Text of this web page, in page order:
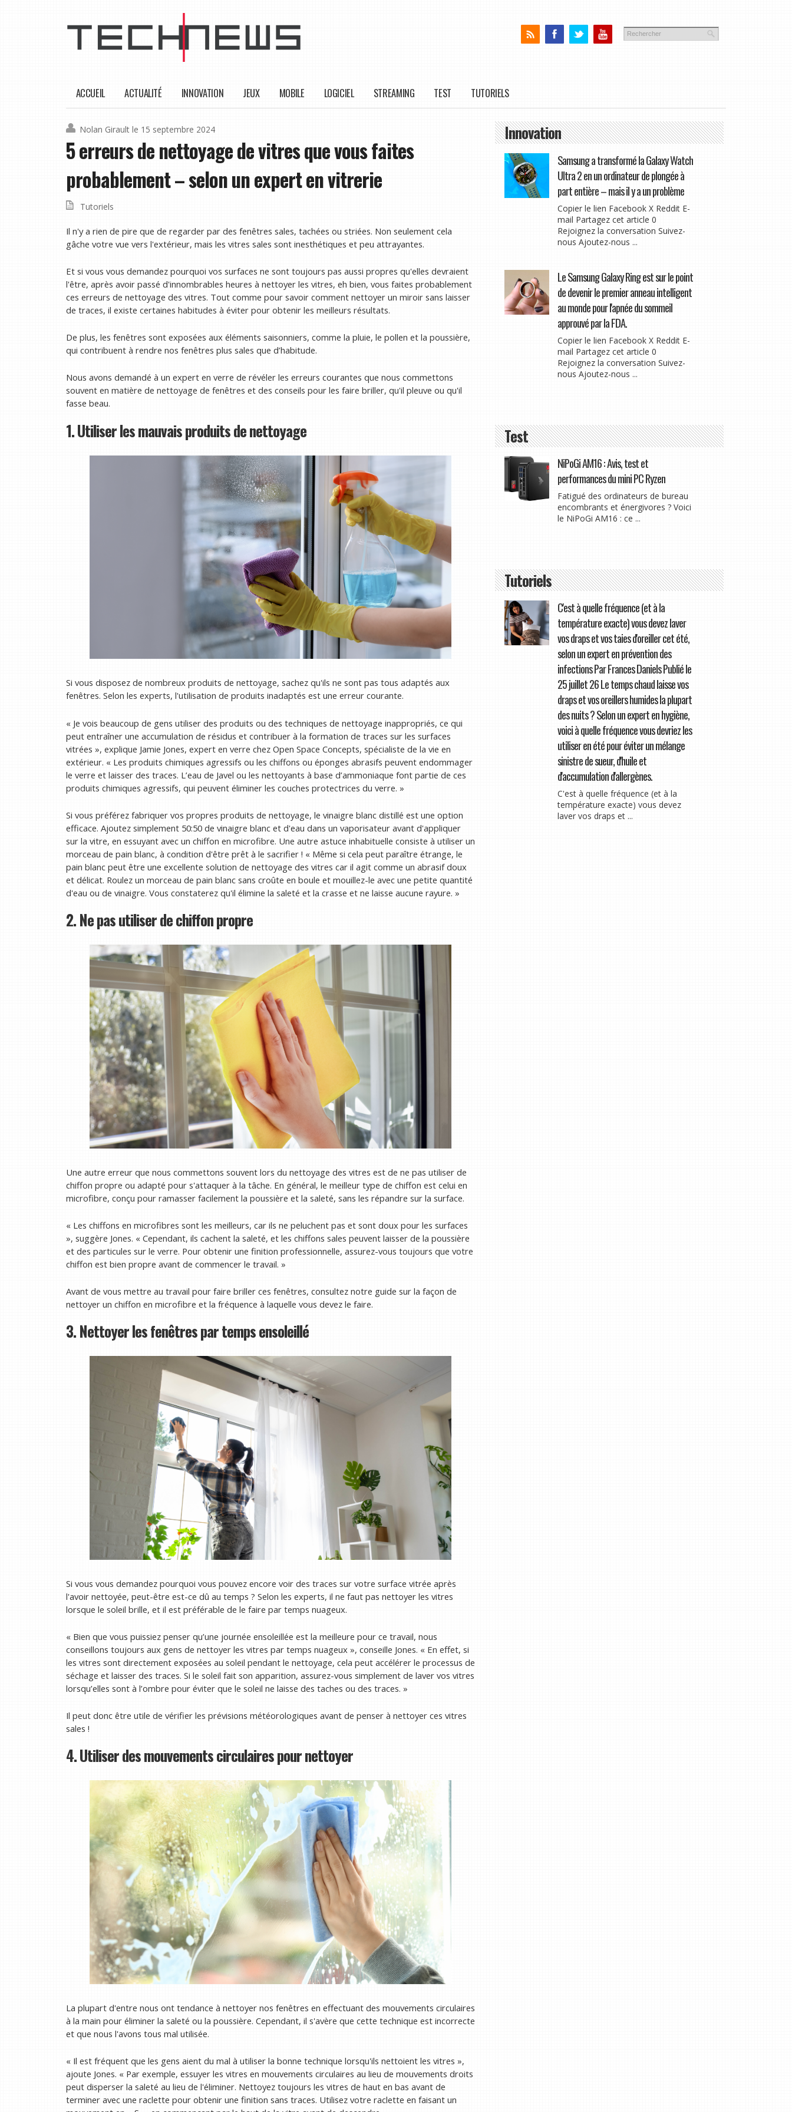
ACCUEIL ACTUALITÉ INNOVATION JEUX MOBILE LOGICIEL STREAMING TEST TUTORIELS
Nolan Girault le 15 septembre 2024
5 erreurs de nettoyage de vitres que vous faites
probablement – ​​selon un expert en vitrerie
Tutoriels
Il n'y a rien de pire que de regarder par des fenêtres sales, tachées ou striées. Non seulement cela
gâche votre vue vers l'extérieur, mais les vitres sales sont inesthétiques et peu attrayantes.
Et si vous vous demandez pourquoi vos surfaces ne sont toujours pas aussi propres qu'elles devraient
l'être, après avoir passé d'innombrables heures à nettoyer les vitres, eh bien, vous faites probablement
ces erreurs de nettoyage des vitres. Tout comme pour savoir comment nettoyer un miroir sans laisser
de traces, il existe certaines habitudes à éviter pour obtenir les meilleurs résultats.
De plus, les fenêtres sont exposées aux éléments saisonniers, comme la pluie, le pollen et la poussière,
qui contribuent à rendre nos fenêtres plus sales que d’habitude.
Nous avons demandé à un expert en verre de révéler les erreurs courantes que nous commettons
souvent en matière de nettoyage de fenêtres et des conseils pour les faire briller, qu'il pleuve ou qu'il
fasse beau.
1. Utiliser les mauvais produits de nettoyage
Si vous disposez de nombreux produits de nettoyage, sachez qu'ils ne sont pas tous adaptés aux
fenêtres. Selon les experts, l'utilisation de produits inadaptés est une erreur courante.
« Je vois beaucoup de gens utiliser des produits ou des techniques de nettoyage inappropriés, ce qui
peut entraîner une accumulation de résidus et contribuer à la formation de traces sur les surfaces
vitrées », explique Jamie Jones, expert en verre chez Open Space Concepts, spécialiste de la vie en
extérieur. « Les produits chimiques agressifs ou les chiffons ou éponges abrasifs peuvent endommager
le verre et laisser des traces. L’eau de Javel ou les nettoyants à base d’ammoniaque font partie de ces
produits chimiques agressifs, qui peuvent éliminer les couches protectrices du verre. »
Si vous préférez fabriquer vos propres produits de nettoyage, le vinaigre blanc distillé est une option
efficace. Ajoutez simplement 50:50 de vinaigre blanc et d'eau dans un vaporisateur avant d'appliquer
sur la vitre, en essuyant avec un chiffon en microfibre. Une autre astuce inhabituelle consiste à utiliser un
morceau de pain blanc, à condition d'être prêt à le sacrifier ! « Même si cela peut paraître étrange, le
pain blanc peut être une excellente solution de nettoyage des vitres car il agit comme un abrasif doux
et délicat. Roulez un morceau de pain blanc sans croûte en boule et mouillez-le avec une petite quantité
d'eau ou de vinaigre. Vous constaterez qu'il élimine la saleté et la crasse et ne laisse aucune rayure. »
2. Ne pas utiliser de chiffon propre
Une autre erreur que nous commettons souvent lors du nettoyage des vitres est de ne pas utiliser de
chiffon propre ou adapté pour s'attaquer à la tâche. En général, le meilleur type de chiffon est celui en
microfibre, conçu pour ramasser facilement la poussière et la saleté, sans les répandre sur la surface.
« Les chiffons en microfibres sont les meilleurs, car ils ne peluchent pas et sont doux pour les surfaces
», suggère Jones. « Cependant, ils cachent la saleté, et les chiffons sales peuvent laisser de la poussière
et des particules sur le verre. Pour obtenir une finition professionnelle, assurez-vous toujours que votre
chiffon est bien propre avant de commencer le travail. »
Avant de vous mettre au travail pour faire briller ces fenêtres, consultez notre guide sur la façon de
nettoyer un chiffon en microfibre et la fréquence à laquelle vous devez le faire.
3. Nettoyer les fenêtres par temps ensoleillé
Si vous vous demandez pourquoi vous pouvez encore voir des traces sur votre surface vitrée après
l'avoir nettoyée, peut-être est-ce dû au temps ? Selon les experts, il ne faut pas nettoyer les vitres
lorsque le soleil brille, et il est préférable de le faire par temps nuageux.
« Bien que vous puissiez penser qu’une journée ensoleillée est la meilleure pour ce travail, nous
conseillons toujours aux gens de nettoyer les vitres par temps nuageux », conseille Jones. « En effet, si
les vitres sont directement exposées au soleil pendant le nettoyage, cela peut accélérer le processus de
séchage et laisser des traces. Si le soleil fait son apparition, assurez-vous simplement de laver vos vitres
lorsqu’elles sont à l’ombre pour éviter que le soleil ne laisse des taches ou des traces. »
Il peut donc être utile de vérifier les prévisions météorologiques avant de penser à nettoyer ces vitres
sales !
4. Utiliser des mouvements circulaires pour nettoyer
La plupart d'entre nous ont tendance à nettoyer nos fenêtres en effectuant des mouvements circulaires
à la main pour éliminer la saleté ou la poussière. Cependant, il s'avère que cette technique est incorrecte
et que nous l'avons tous mal utilisée.
« Il est fréquent que les gens aient du mal à utiliser la bonne technique lorsqu'ils nettoient les vitres »,
ajoute Jones. « Par exemple, essuyer les vitres en mouvements circulaires au lieu de mouvements droits
peut disperser la saleté au lieu de l'éliminer. Nettoyez toujours les vitres de haut en bas avant de
terminer avec une raclette pour obtenir une finition sans traces. Utilisez votre raclette en faisant un
Innovation
Samsung a transformé la Galaxy Watch
Ultra 2 en un ordinateur de plongée à
part entière – mais il y a un problème
Copier le lien Facebook X Reddit E-
mail Partagez cet article 0
Rejoignez la conversation Suivez-
nous Ajoutez-nous ...
Le Samsung Galaxy Ring est sur le point
de devenir le premier anneau intelligent
au monde pour l'apnée du sommeil
approuvé par la FDA.
Copier le lien Facebook X Reddit E-
mail Partagez cet article 0
Rejoignez la conversation Suivez-
nous Ajoutez-nous ...
Test
NiPoGi AM16 : Avis, test et
performances du mini PC Ryzen
Fatigué des ordinateurs de bureau
encombrants et énergivores ? Voici
le NiPoGi AM16 : ce ...
Tutoriels
C'est à quelle fréquence (et à la
température exacte) vous devez laver
vos draps et vos taies d'oreiller cet été,
selon un expert en prévention des
infections Par Frances Daniels Publié le
25 juillet 26 Le temps chaud laisse vos
draps et vos oreillers humides la plupart
des nuits ? Selon un expert en hygiène,
voici à quelle fréquence vous devriez les
utiliser en été pour éviter un mélange
sinistre de sueur, d'huile et
d'accumulation d'allergènes.
C'est à quelle fréquence (et à la
température exacte) vous devez
laver vos draps et ...